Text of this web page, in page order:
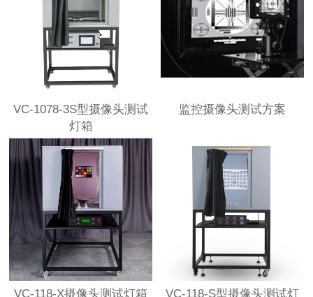
VC-1078-3S型摄像头测试
灯箱
监控摄像头测试方案
VC-118-X摄像头测试灯箱 VC-118-S型摄像头测试灯